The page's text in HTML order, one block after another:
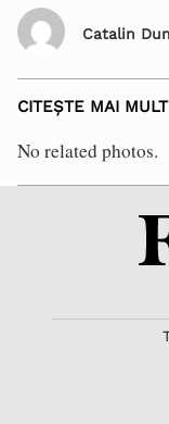
Catalin
CITEȘTE MAI MULT
No related photos.